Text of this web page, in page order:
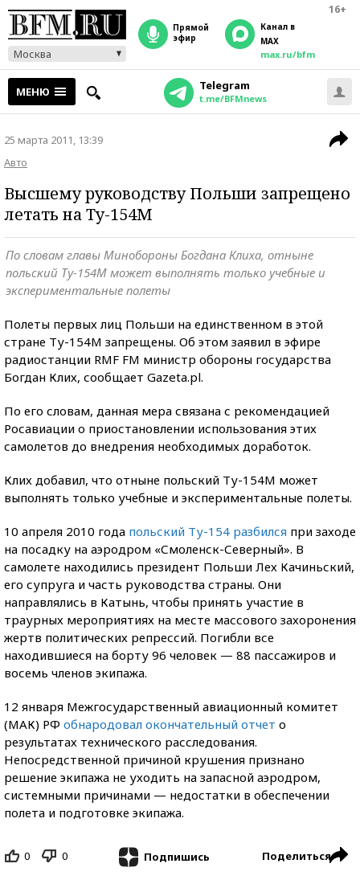
16+
Москва
прямой
эфир
Канал в
MAX
max.ru/bfm
МЕНЮ Telegram
t.me/BFMnews
25 марта 2011, 13:39
Авто
Высшему руководству Польши запрещено
летать на Ту-154М
По словам главы Минобороны Богдана Клиха, отныне
польский Ту-154М может выполнять только учебные и
экспериментальные полеты
Полеты первых лиц Польши на единственном в этой
стране Ту-154М запрещены. Об этом заявил в эфире
радиостанции RMF FM министр обороны государства
Богдан Клих, сообщает Gazeta.pl.
По его словам, данная мера связана с рекомендацией
Росавиации о приостановлении использования этих
самолетов до внедрения необходимых доработок.
Клих добавил, что отныне польский Ту-154М может
выполнять только учебные и экспериментальные полеты.
10 апреля 2010 года польский Ту-154 разбился при заходе
на посадку на аэродром «Смоленск-Северный». В
самолете находились президент Польши Лех Качиньский,
его супруга и часть руководства страны. Они
направлялись в Катынь, чтобы принять участие в
траурных мероприятиях на месте массового захоронения
жертв политических репрессий. Погибли все
находившиеся на борту 96 человек — 88 пассажиров и
восемь членов экипажа.
12 января Межгосударственный авиационный комитет
(МАК) РФ обнародовал окончательный отчет о
результатах технического расследования.
Непосредственной причиной крушения признано
решение экипажа не уходить на запасной аэродром,
системными причинами — недостатки в обеспечении
полета и подготовке экипажа.
0 0 Подпишись Поделиться